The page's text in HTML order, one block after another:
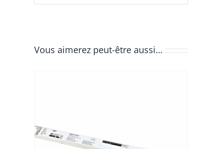
Vous aimerez peut-être aussi…